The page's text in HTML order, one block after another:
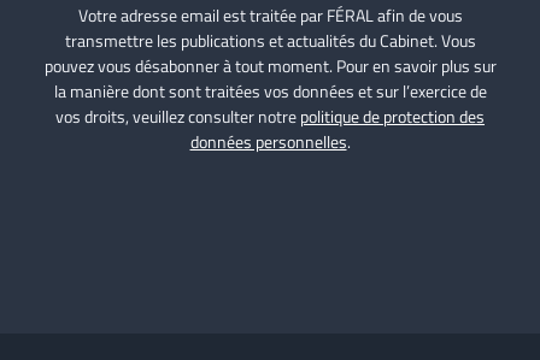
Votre adresse email est traitée par FÉRAL afin de vous
transmettre les publications et actualités du Cabinet. Vous
pouvez vous désabonner à tout moment. Pour en savoir plus sur
la manière dont sont traitées vos données et sur l’exercice de
vos droits, veuillez consulter notrepolitique de protection des
données personnelles.